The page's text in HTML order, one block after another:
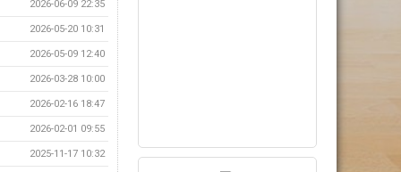
2026-06-09 22:35
2026-05-20 10:31
2026-05-09 12:40
2026-03-28 10:00
2026-02-16 18:47
2026-02-01 09:55
2025-11-17 10:32